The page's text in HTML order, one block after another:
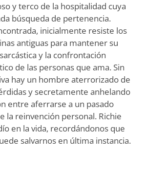
y terco de la hospitalidad cuya
búsqueda de pertenencia.
inicialmente resiste los
antiguas para mantener su
y la confrontación
de las personas que ama. Sin
hay un hombre aterrorizado de
y secretamente anhelando
entre aferrarse a un pasado
la reinvención personal. Richie
en la vida, recordándonos que
salvarnos en última instancia.